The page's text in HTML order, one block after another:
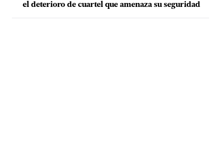
el deterioro de cuartel que amenaza su seguridad